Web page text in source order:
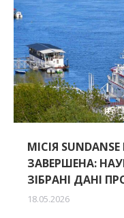
МІСІЯ
ЗАВЕРШЕНА:
ЗІБРАНІ ДАНІ
18.05.2026